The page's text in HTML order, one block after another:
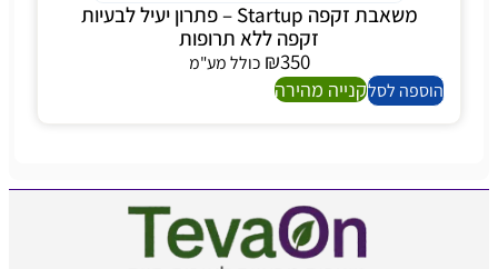
משאבת זקפה Startup – פתרון יעיל לבעיות
זקפה ללא תרופות
₪350
כולל מע"מ
הוספה לסלקנייה מהירה